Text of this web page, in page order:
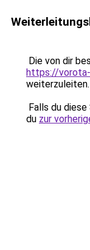
Die von dir
https://vorota-
weiterzuleiten.
Falls du
du zur